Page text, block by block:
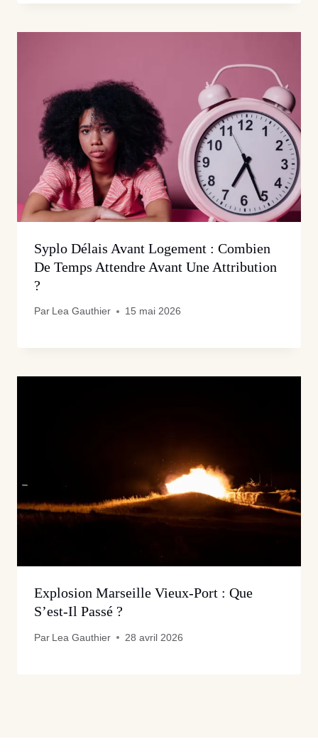
Syplo Délais Avant Logement : Combien
De Temps Attendre Avant Une Attribution
?
Par Lea Gauthier 15 mai 2026
Explosion Marseille Vieux-Port : Que
S’est-Il Passé ?
Par Lea Gauthier 28 avril 2026